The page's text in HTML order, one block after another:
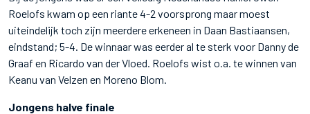
Roelofs kwam op een riante 4-2 voorsprong maar moest
uiteindelijk toch zijn meerdere erkeneen in Daan Bastiaansen,
eindstand; 5-4. De winnaar was eerder al te sterk voor Danny de
Graaf en Ricardo van der Vloed. Roelofs wist o.a. te winnen van
Keanu van Velzen en Moreno Blom.
Jongens halve finale